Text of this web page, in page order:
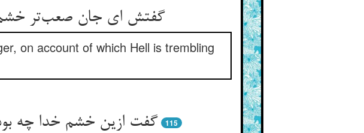
گفتش ای جان صعب‌تر خشم
on account of which Hell is trembling
گفت ازین خشم خدا چه 115